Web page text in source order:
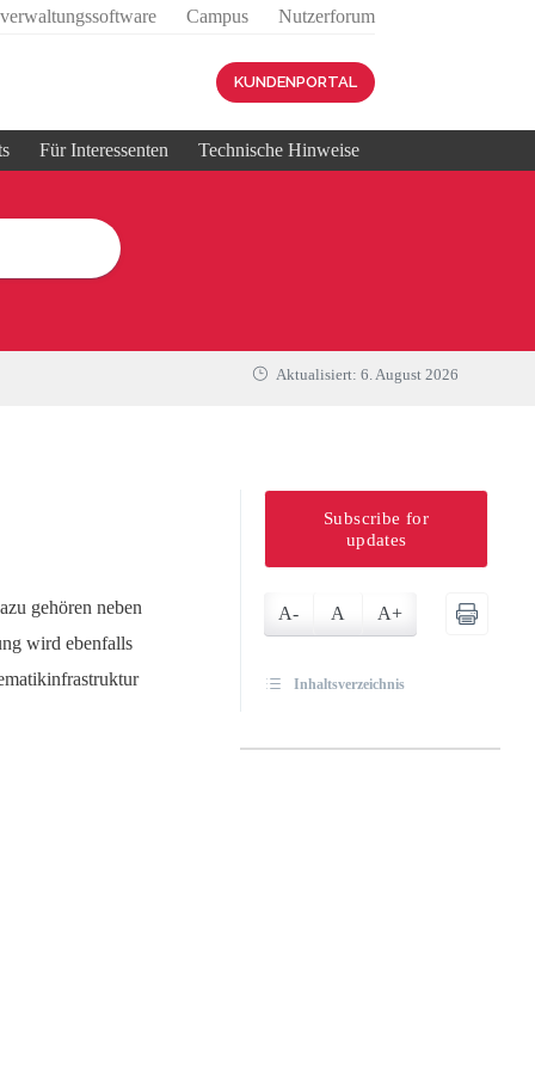
Campus Nutzerforum
KUNDENPORTAL
Für Interessenten Technische Hinweise
Aktualisiert: 6. August 2026
gehören neben
wird ebenfalls
Subscribe for
updates
A- A A+
Inhaltsverzeichnis